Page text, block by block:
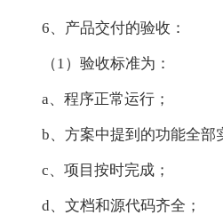
6、产品交付的验收：
（1）验收标准为：
a、程序正常运行；
b、方案中提到的功能全部
c、项目按时完成；
d、文档和源代码齐全；